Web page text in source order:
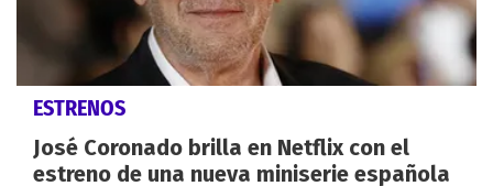
ESTRENOS
José Coronado brilla en Netflix con el
estreno de una nueva miniserie española